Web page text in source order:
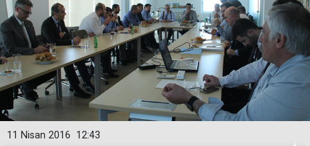
12:43
11 Nisan 2016